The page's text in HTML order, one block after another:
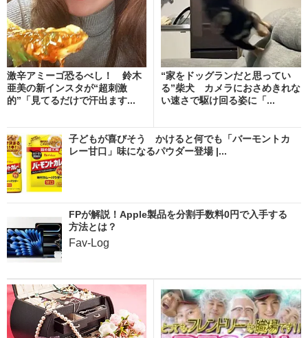
激辛アミーゴ恐るべし！ 鈴木
亜美の新インスタが“超刺激
的”「見てるだけで汗出ます...
“家をドッグランだと思ってい
る”柴犬 カメラにおさめきれな
い速さで駆け回る姿に「...
子どもが喜びそう かけると何でも「バーモントカ
レー甘口」味になるパウダー登場 |...
FPが解説！Apple製品を分割手数料0円で入手する
方法とは？
Fav-Log